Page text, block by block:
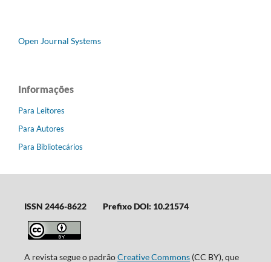
Open Journal Systems
Informações
Para Leitores
Para Autores
Para Bibliotecários
ISSN 2446-8622 Prefixo DOI: 10.21574
A revista segue o padrãoCreative Commons(CC BY), que